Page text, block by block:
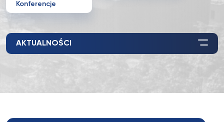
Konferencje
AKTUALNOŚCI